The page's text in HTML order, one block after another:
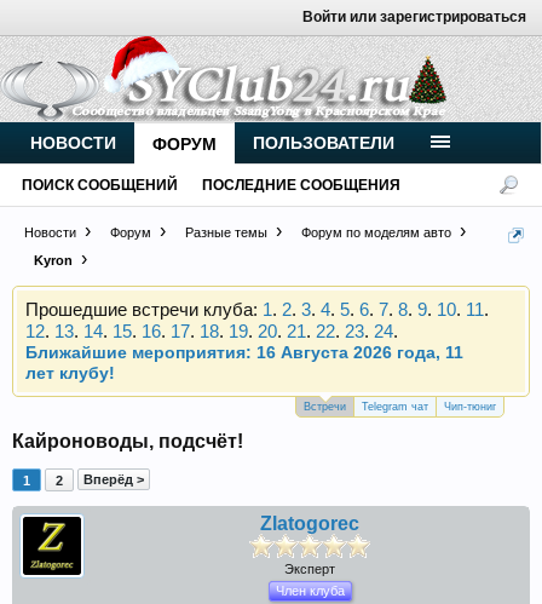
Войти или зарегистрироваться
Новости Форум Разные темы
Форум по моделям авто
Kyron
Внимание, новые участники нашего клуба!
Основное общение происходит вTelegram-чате.
Присоединяйтесь.
Чип-тюнинг (прошивка) дизелей от
Vahmurka
Прошедшие встречи клуба: 1. 2. 3. 4. 5. 6. 7. 8. 9. 10. 11.
12. 13. 14. 15. 16. 17. 18. 19. 20. 21. 22. 23. 24.
Ближайшие мероприятия: 16 Августа 2026 года, 11
лет клубу!
Внимание, новые участники нашего клуба!
Основное общение происходит в
Присоединяйтесь.
Чип-тюнинг (прошивка) дизелей от
Vahmurka
Встречи Telegram чат Чип-тюниг
Кайроноводы, подсчёт!
1 2 Вперёд >
Zlatogorec
Эксперт
Член клуба
НОВОСТИ ФОРУМ
ПОИСК СООБЩЕНИЙ ПОСЛЕДНИЕ СООБЩЕНИЯ
ПОЛЬЗОВАТЕЛИ